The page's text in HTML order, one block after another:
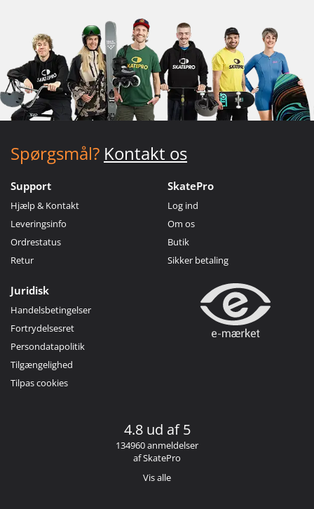
Spørgsmål? Kontakt os
Support
Hjælp & Kontakt
Leveringsinfo
Ordrestatus
Retur
SkatePro
Log ind
Om os
Butik
Sikker betaling
Juridisk
Handelsbetingelser
Fortrydelsesret
Persondatapolitik
Tilgængelighed
Tilpas cookies
4.8 ud af 5
134960 anmeldelser
af SkatePro
Vis alle